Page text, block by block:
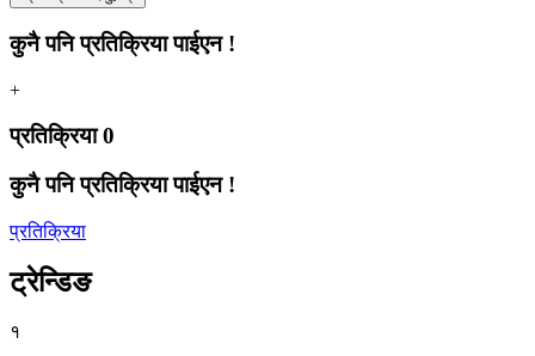
कुनै पनि प्रतिक्रिया पाईएन !
+
प्रतिक्रिया0
कुनै पनि प्रतिक्रिया पाईएन !
प्रतिक्रिया
ट्रेन्डिङ
१